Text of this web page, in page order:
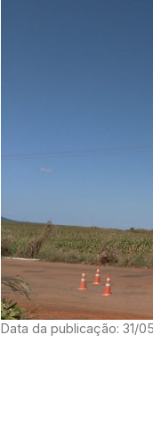
Data da publicação: 31/